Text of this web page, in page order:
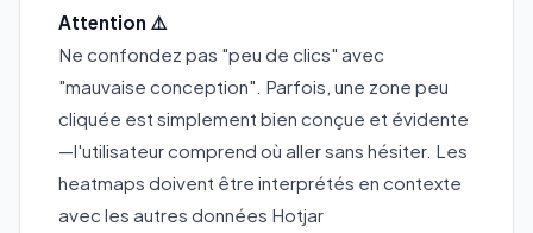
Attention ⚠️
Ne confondez pas "peu de clics" avec
"mauvaise conception". Parfois, une zone peu
cliquée est simplement bien conçue et évidente
—l'utilisateur comprend où aller sans hésiter. Les
heatmaps doivent être interprétés en contexte
avec les autres données Hotjar